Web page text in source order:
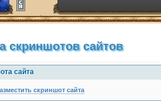
скриншотов сайтов
сайта
скриншот сайта